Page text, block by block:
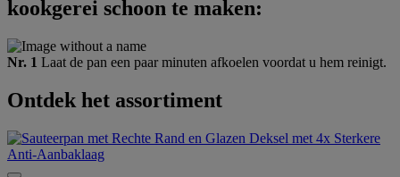
kookgerei schoon te maken:
Nr. 1 Laat de pan een paar minuten afkoelen voordat u hem reinigt.
Ontdek het assortiment